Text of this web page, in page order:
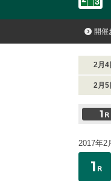
開催
2月4
2月5
2017年2